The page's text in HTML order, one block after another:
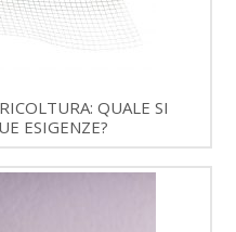
QUALE SI
ESIGENZE?